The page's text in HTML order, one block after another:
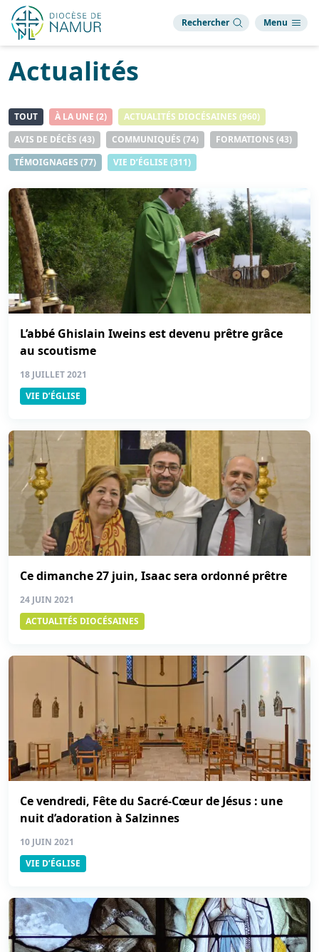
Rechercher Menu
Actualités
TOUT À LA UNE (2) ACTUALITÉS DIOCÉSAINES (960)
AVIS DE DÉCÈS (43) COMMUNIQUÉS (74) FORMATIONS (43)
TÉMOIGNAGES (77) VIE D’ÉGLISE (311)
L’abbé Ghislain Iweins est devenu prêtre grâce
au scoutisme
18 JUILLET 2021
VIE D’ÉGLISE
Ce dimanche 27 juin, Isaac sera ordonné prêtre
24 JUIN 2021
ACTUALITÉS DIOCÉSAINES
Ce vendredi, Fête du Sacré-Cœur de Jésus : une
nuit d’adoration à Salzinnes
10 JUIN 2021
VIE D’ÉGLISE